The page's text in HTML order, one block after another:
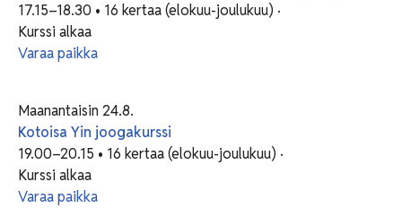
17.15–18.30 • 16 kertaa (elokuu-joulukuu) ·
Kurssi alkaa
Varaa paikka
Maanantaisin 24.8.
Kotoisa Yin joogakurssi
19.00–20.15 • 16 kertaa (elokuu-joulukuu) ·
Kurssi alkaa
Varaa paikka